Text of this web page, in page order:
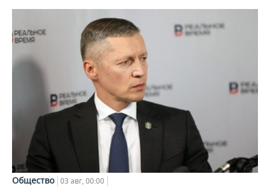
Общество 03 авг, 00:00